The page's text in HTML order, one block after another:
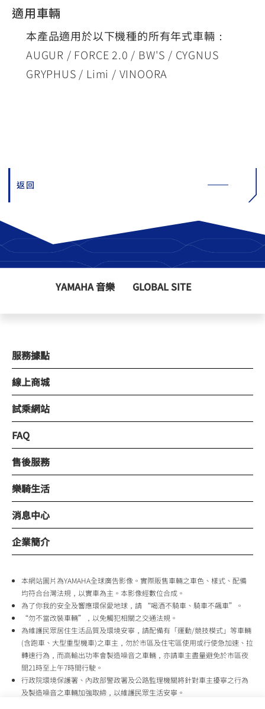
適用車輛
本產品適用於以下機種的所有年式車輛：
AUGUR / FORCE 2.0 / BW'S / CYGNUS
GRYPHUS / Limi / VINOORA
返回
YAMAHA 音樂 GLOBAL SITE
服務據點
線上商城
試乘網站
FAQ
售後服務
樂騎生活
消息中心
企業簡介
本網站圖片為YAMAHA全球廣告影像。實際販售車輛之車色、樣式、配備
均符合台灣法規，以實車為主。本影像經數位合成。
為了你我的安全及響應環保愛地球，請 “喝酒不騎車、騎車不飆車”。
“勿不當改裝車輛”，以免觸犯相關之交通法規。
為維護民眾居住生活品質及環境安寧，請配備有「運動/競技模式」等車輛
(含跑車、大型重型機車)之車主，勿於市區及住宅區使用或行使急加速、拉
轉速行為，而高輸出功率會製造噪音之車輛，亦請車主盡量避免於市區夜
間21時至上午7時間行駛。
行政院環境保護署、內政部警政署及公路監理機關將針對車主擾寧之行為
及製造噪音之車輛加強取締，以維護民眾生活安寧。